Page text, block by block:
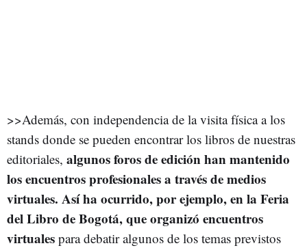
>>Además, con independencia de la visita física a los
stands donde se pueden encontrar los libros de nuestras
editoriales, algunos foros de edición han mantenido
los encuentros profesionales a través de medios
virtuales. Así ha ocurrido, por ejemplo, en la Feria
del Libro de Bogotá, que organizó encuentros
virtuales para debatir algunos de los temas previstos